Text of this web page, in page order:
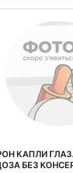
КАПЛИ
БЕЗ